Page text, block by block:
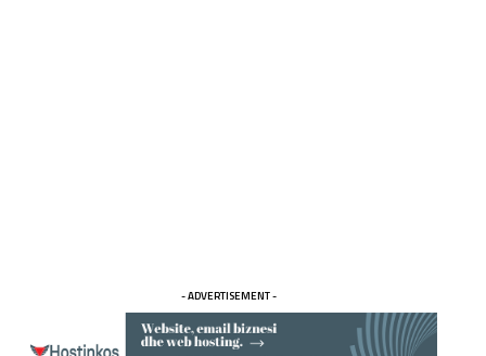
- ADVERTISEMENT -